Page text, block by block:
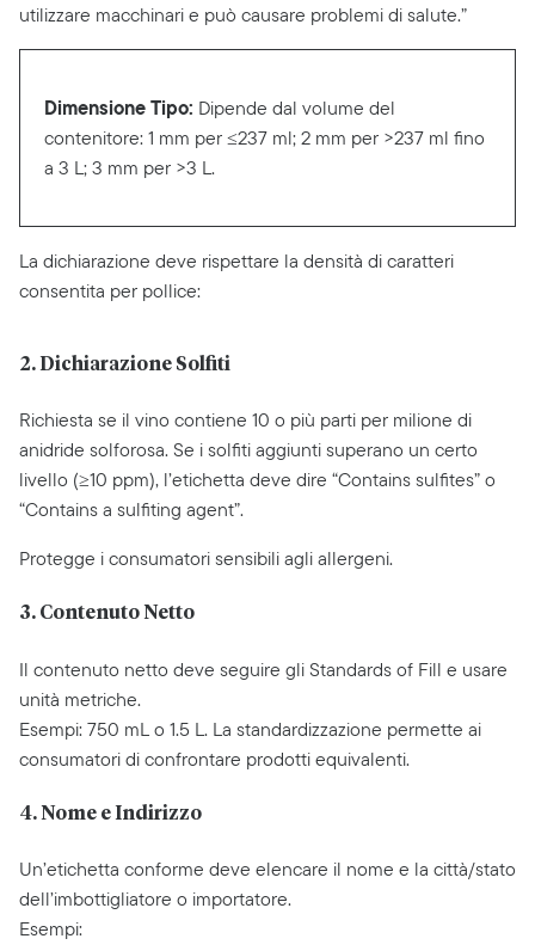
utilizzare macchinari e può causare problemi di salute.”
Dimensione Tipo: Dipende dal volume del
contenitore: 1 mm per ≤237 ml; 2 mm per >237 ml fino
a 3 L; 3 mm per >3 L.
La dichiarazione deve rispettare la densità di caratteri
consentita per pollice:
2. Dichiarazione Solfiti
Richiesta se il vino contiene 10 o più parti per milione di
anidride solforosa. Se i solfiti aggiunti superano un certo
livello (≥10 ppm), l’etichetta deve dire “Contains sulfites” o
“Contains a sulfiting agent”.
Protegge i consumatori sensibili agli allergeni.
3. Contenuto Netto
Il contenuto netto deve seguire gli Standards of Fill e usare
unità metriche.
Esempi: 750 mL o 1.5 L. La standardizzazione permette ai
consumatori di confrontare prodotti equivalenti.
4. Nome e Indirizzo
Un’etichetta conforme deve elencare il nome e la città/stato
dell’imbottigliatore o importatore.
Esempi: